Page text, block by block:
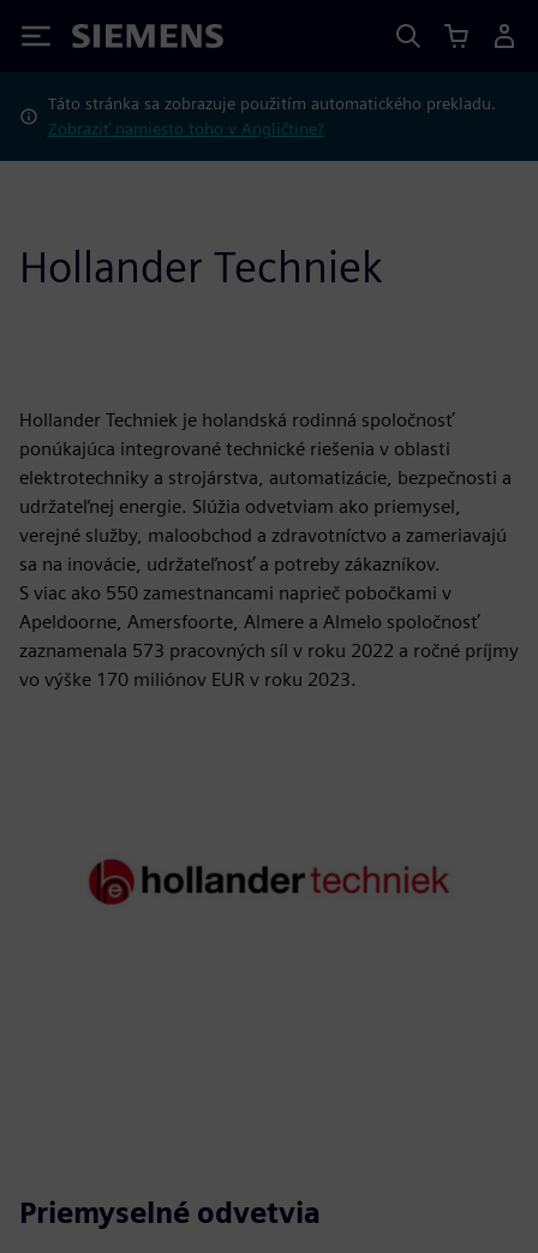
Siemens
Táto stránka sa zobrazuje použitím automatického prekladu.
Zobraziť namiesto toho v Angličtine?
Hollander Techniek
Hollander Techniek je holandská rodinná spoločnosť
ponúkajúca integrované technické riešenia v oblasti
elektrotechniky a strojárstva, automatizácie, bezpečnosti a
udržateľnej energie. Slúžia odvetviam ako priemysel,
verejné služby, maloobchod a zdravotníctvo a zameriavajú
sa na inovácie, udržateľnosť a potreby zákazníkov.
S viac ako 550 zamestnancami naprieč pobočkami v
Apeldoorne, Amersfoorte, Almere a Almelo spoločnosť
zaznamenala 573 pracovných síl v roku 2022 a ročné príjmy
vo výške 170 miliónov EUR v roku 2023.
Priemyselné odvetvia